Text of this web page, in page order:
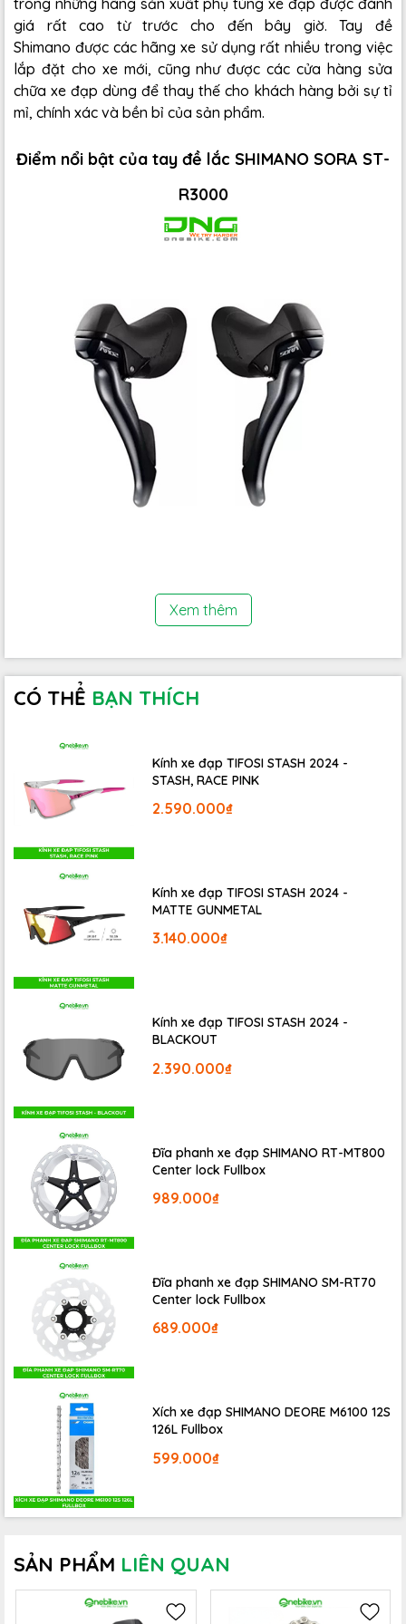
trong những hãng sản xuất phụ tùng xe đạp được đánh
giá rất cao từ trước cho đến bây giờ. Tay đề
Shimano được các hãng xe sử dụng rất nhiều trong việc
lắp đặt cho xe mới, cũng như được các cửa hàng sửa
chữa xe đạp dùng để thay thế cho khách hàng bởi sự tỉ
mỉ, chính xác và bền bỉ của sản phẩm.
Điểm nổi bật của tay đề lắc SHIMANO SORA ST-
R3000
SHIMANO SHIMANO SORA ST-R3000
thương hiệu uy tín hàng đầu Nhật Bản,SHIMANO SORA
ST-R3000
sử dụng công nghệ DUAL CONTROL LEVER
cho phép phanh và sang số trong cùng một hệ thống.
rất đơn giản dễ dàng.
SHIMANO SORA ST-R3000 trang bị cho các loại xe đua
trang bị 18 tốc độ 2x9s. Bên ngoài sản phẩm được bọc
một lớp vỏ su êm tay, giúp người lái nắm chặt hơn, đặc
biệt dễ tháo gỡ để tiện cho việc thay thế.
Sau một thời gian hoạt động tay đề xe đạp không còn
Xem thêm
CÓ THỂ BẠN THÍCH
Kính xe đạp TIFOSI STASH 2024 -
STASH, RACE PINK
2.590.000₫
Kính xe đạp TIFOSI STASH 2024 -
MATTE GUNMETAL
3.140.000₫
Kính xe đạp TIFOSI STASH 2024 -
BLACKOUT
2.390.000₫
Đĩa phanh xe đạp SHIMANO RT-MT800
Center lock Fullbox
989.000₫
Đĩa phanh xe đạp SHIMANO SM-RT70
Center lock Fullbox
689.000₫
Xích xe đạp SHIMANO DEORE M6100 12S
126L Fullbox
599.000₫
SẢN PHẨM LIÊN QUAN